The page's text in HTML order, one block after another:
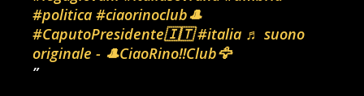
#politica #ciaorinoclub🎩
#CaputoPresidente🇮🇹 #italia ♬ suono
originale - 🎩CiaoRino‼️Club🦅